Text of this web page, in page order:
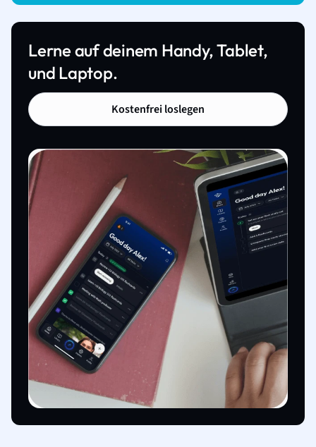
Lerne auf deinem Handy, Tablet,
und Laptop.
Kostenfrei loslegen